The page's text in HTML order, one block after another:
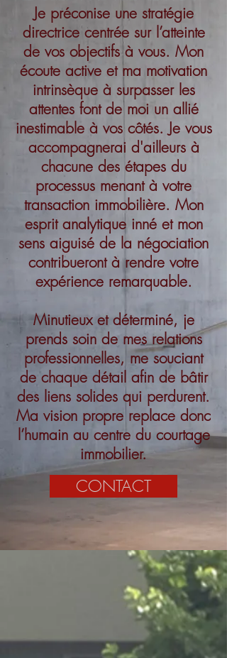
Je préconise une stratégie
directrice centrée sur l’atteinte
de vos objectifs à vous. Mon
écoute active et ma motivation
intrinsèque à surpasser les
attentes font de moi un allié
inestimable à vos côtés. Je vous
accompagnerai d'ailleurs à
chacune des étapes du
processus menant à votre
transaction immobilière. Mon
esprit analytique inné et mon
sens aiguisé de la négociation
contribueront à rendre votre
expérience remarquable.
Minutieux et déterminé, je
prends soin de mes relations
professionnelles, me souciant
de chaque détail afin de bâtir
des liens solides qui perdurent.
Ma vision propre replace donc
l’humain au centre du courtage
immobilier.
CONTACT